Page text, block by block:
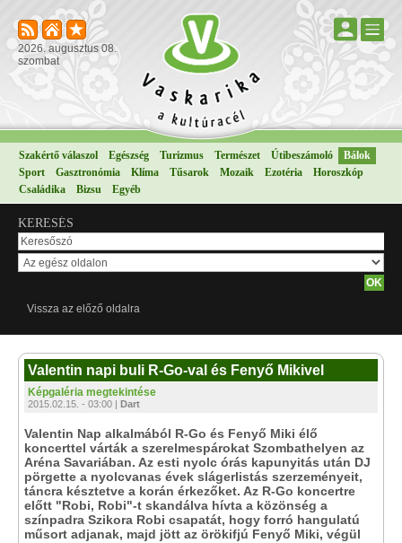
2026. augusztus 08.
szombat
Szakértő válaszol Egészség Turizmus Természet Útibeszámoló
Bálok
Sport
Gasztronómia Klíma Tűsarok Mozaik Ezotéria
Horoszkóp
Családika
Bizsu Egyéb
KERESÉS
Vissza az előző oldalra
Valentin napi buli R-Go-val és Fenyő Mikivel
Képgaléria megtekintése
2015.02.15. - 03:00 | Dart
Valentin Nap alkalmából R-Go és Fenyő Miki élő
koncerttel várták a szerelmespárokat Szombathelyen az
Aréna Savariában. Az esti nyolc órás kapunyitás után DJ
pörgette a nyolcvanas évek slágerlistás szerzeményeit,
táncra késztetve a korán érkezőket. Az R-Go koncertre
előtt "Robi, Robi"-t skandálva hívta a közönség a
színpadra Szikora Robi csapatát, hogy forró hangulatú
műsort adjanak, majd jött az örökifjú Fenyő Miki, végül